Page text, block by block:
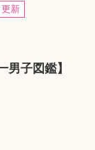
新
子図鑑】